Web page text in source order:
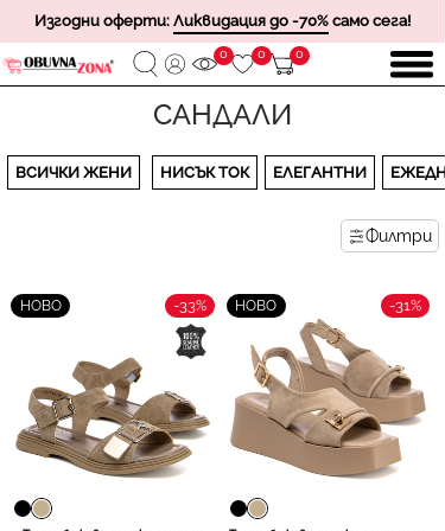
Изгодни оферти: Ликвидация до -70% само сега!
0 0 0
САНДАЛИ
ВСИЧКИ ЖЕНИ НИСЪК ТОК ЕЛЕГАНТНИ
Филтри
НОВО -33% НОВО -31%